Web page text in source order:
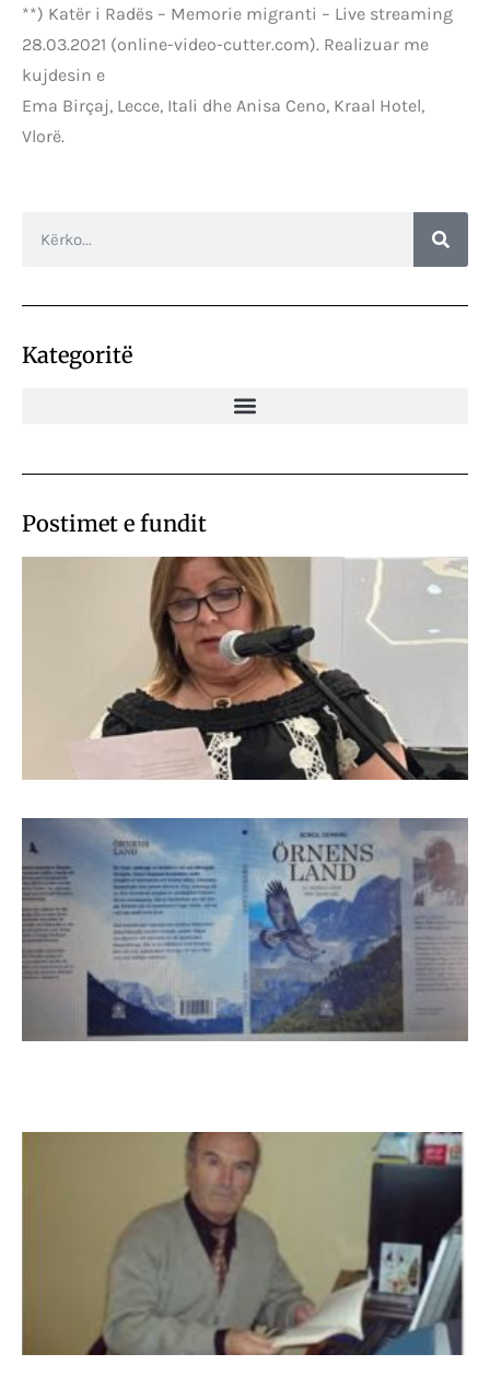
**) Katër i Radës – Memorie migranti – Live streaming
28.03.2021 (online-video-cutter.com). Realizuar me
kujdesin e
Ema Birçaj, Lecce, Itali dhe Anisa Ceno, Kraal Hotel,
Vlorë.
Kategoritë
Postimet e fundit